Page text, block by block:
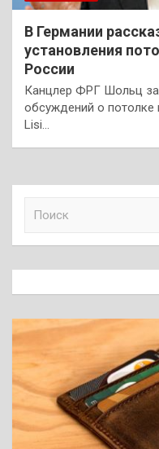
В Германии
установления
России
Канцлер ФРГ Шольц
обсуждений о потолке
Lisi…
к